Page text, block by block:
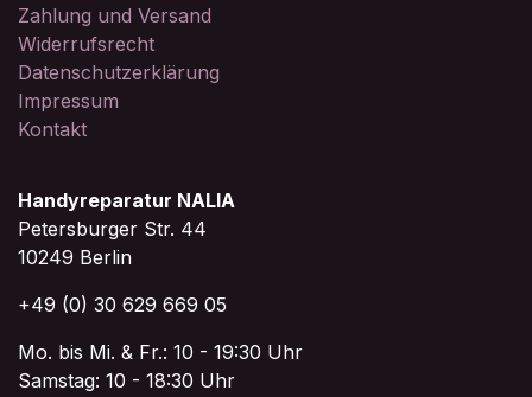
Zahlung und Versand
Widerrufsrecht
Datenschutzerklärung
Impressum
Kontakt
Handyreparatur NALIA
Petersburger Str. 44
10249 Berlin
+49 (0) 30 629 669 05
Mo. bis Mi. & Fr.: 10 - 19:30 Uhr
Samstag: 10 - 18:30 Uhr